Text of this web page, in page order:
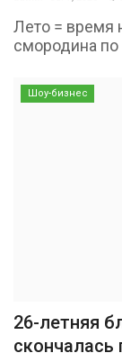
Лето = время
смородина по
Шоу-бизнес
26-летняя
скончалась